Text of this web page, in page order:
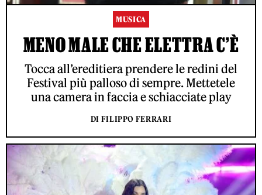
MUSICA
MENO MALE CHE ELETTRA C’È
Tocca all’ereditiera prendere le redini del
Festival più palloso di sempre. Mettetele
una camera in faccia e schiacciate play
DI FILIPPO FERRARI